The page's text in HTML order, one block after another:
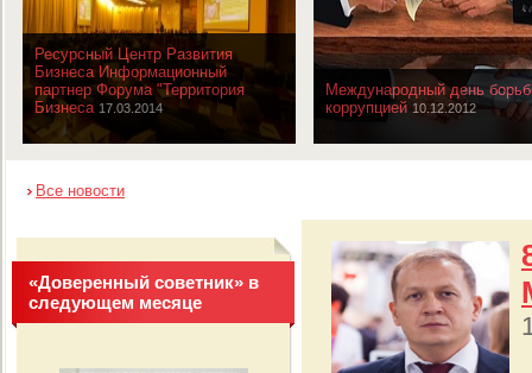
Ресурсный Центр Развития
Бизнеса Информационный
партнер Форума "Территория
Бизнеса 17.03.2014
Международный день
коррупцией 10.12.2012
Все новости
«Доверенный советник» в
следующем месяце